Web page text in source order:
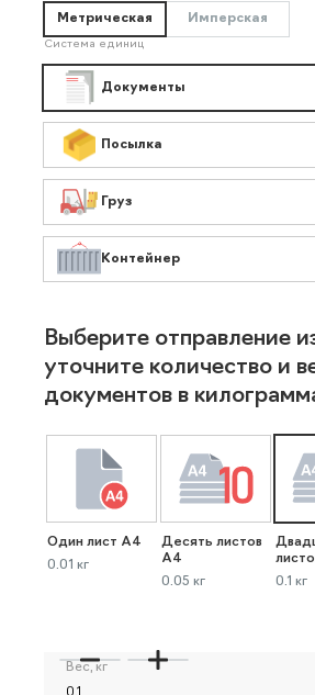
Метрическая Имперская
Система единиц
Документы
Посылка
Груз
Контейнер
Выберите отправление
уточните количество и
документов в
Один лист А4
0.01 кг
Десять листов
А4
0.05 кг
0.1 кг
Вес, кг